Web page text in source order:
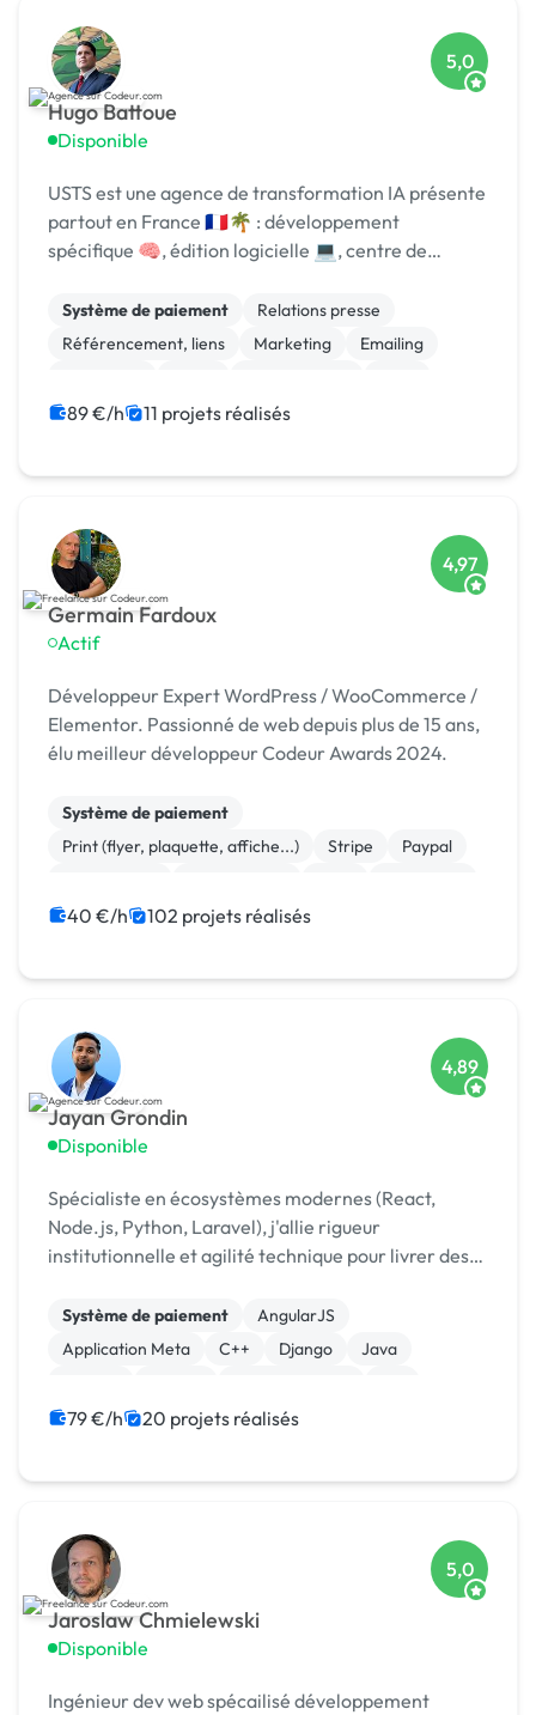
Hugo Battoue
Disponible
5,0
USTS est une agence de transformation IA présente
partout en France 🇫🇷🌴 : développement
spécifique 🧠, édition logicielle 💻, centre de
MASQUÉE] 🏆 !
Système de paiement
Relations presse
Référencement, liens
Marketing
Emailing
Charte graphique
89 €/h 11 projets réalisés
Germain Fardoux
Actif
4,97
Développeur Expert WordPress / WooCommerce /
Elementor. Passionné de web depuis plus de 15 ans,
élu meilleur développeur Codeur Awards 2024.
Système de paiement
Print (flyer, plaquette, affiche...)
Stripe
Paypal
Site clé en main
Charte graphique
40 €/h 102 projets réalisés
Jayan Grondin
Disponible
4,89
Spécialiste en écosystèmes modernes (React,
Node.js, Python, Laravel), j'allie rigueur
institutionnelle et agilité technique pour livrer des
Système de paiement
AngularJS
Application Meta
C++ Django
Java
79 €/h 20 projets réalisés
Jaroslaw Chmielewski
Disponible
5,0
Ingénieur dev web spécailisé développement